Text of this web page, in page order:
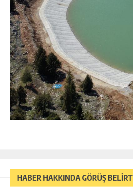
HABER HAKKINDA GÖRÜŞ BELİRT